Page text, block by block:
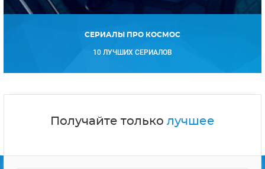
СЕРИАЛЫ ПРО КОСМОС
10 ЛУЧШИХ СЕРИАЛОВ
Получайте только лучшее